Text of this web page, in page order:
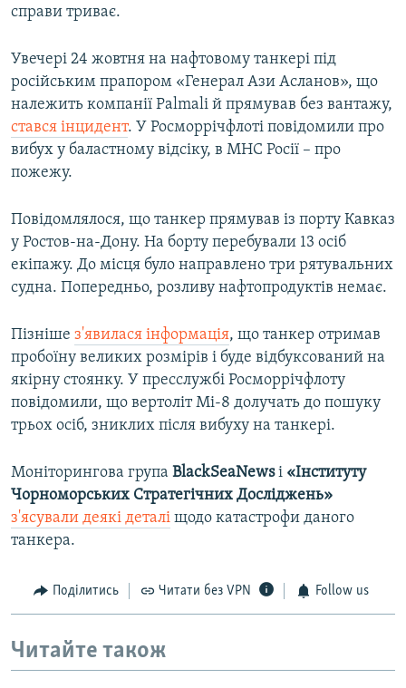
справи триває.
Увечері 24 жовтня на нафтовому танкері під
російським прапором «Генерал Ази Асланов», що
належить компанії Palmali й прямував без вантажу,
стався інцидент. У Росморрічфлоті повідомили про
вибух у баластному відсіку, в МНС Росії – про
пожежу.
Повідомлялося, що танкер прямував із порту Кавказ
у Ростов-на-Дону. На борту перебували 13 осіб
екіпажу. До місця було направлено три рятувальних
судна. Попередньо, розливу нафтопродуктів немає.
Пізніше з'явилася інформація, що танкер отримав
пробоїну великих розмірів і буде відбуксований на
якірну стоянку. У пресслужбі Росморрічфлоту
повідомили, що вертоліт Мі-8 долучать до пошуку
трьох осіб, зниклих після вибуху на танкері.
Моніторингова група BlackSeaNewsі «Інституту
Чорноморських Стратегічних Досліджень»
з'ясували деякі деталі щодо катастрофи даного
танкера.
Поділитись Читати без VPN Follow us
Читайте також